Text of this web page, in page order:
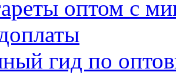
оптом с
гид по